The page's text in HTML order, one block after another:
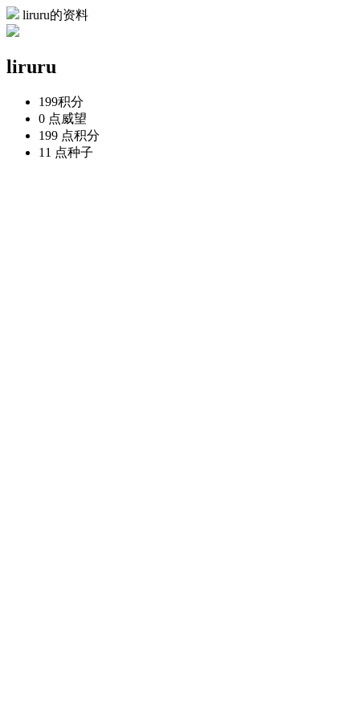
liruru的资料
liruru
199积分
0 点威望
199 点积分
11 点种子